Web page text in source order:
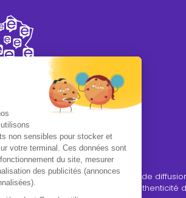
non sensibles pour stocker et
votre terminal. Ces données sont
du site, mesurer
des publicités (annonces
centres
France
Trustville est un tiers de confiance de
ligne" (
), favorisant